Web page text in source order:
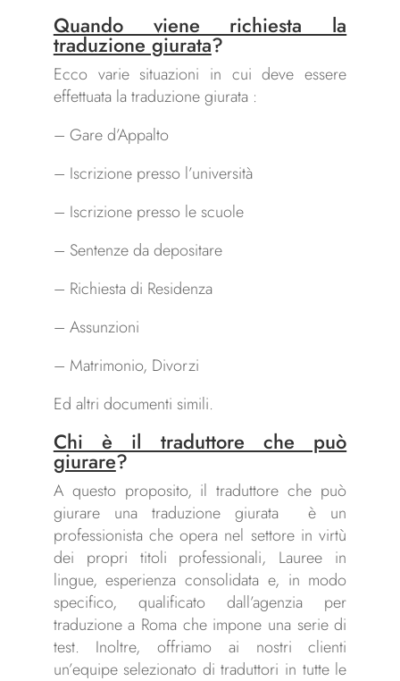
Quando viene richiesta la
traduzione giurata?
Ecco varie situazioni in cui deve essere
effettuata la traduzione giurata :
– Gare d’Appalto
– Iscrizione presso l’università
– Iscrizione presso le scuole
– Sentenze da depositare
– Richiesta di Residenza
– Assunzioni
– Matrimonio, Divorzi
Ed altri documenti simili.
Chi è il traduttore che può
giurare?
A questo proposito, il traduttore che può
giurare una traduzione giurata è un
professionista che opera nel settore in virtù
dei propri titoli professionali, Lauree in
lingue, esperienza consolidata e, in modo
specifico, qualificato dall’agenzia per
traduzione a Roma che impone una serie di
test. Inoltre, offriamo ai nostri clienti
un’equipe selezionato di traduttori in tutte le